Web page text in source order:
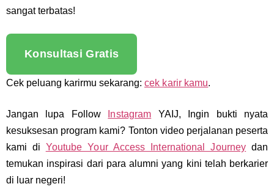
sangat terbatas!
Konsultasi Gratis
Cek peluang karirmu sekarang: cek karir kamu.
Jangan lupa Follow Instagram YAIJ, Ingin bukti nyata
kesuksesan program kami? Tonton video perjalanan peserta
kami di Youtube Your Access International Journey dan
temukan inspirasi dari para alumni yang kini telah berkarier
di luar negeri!